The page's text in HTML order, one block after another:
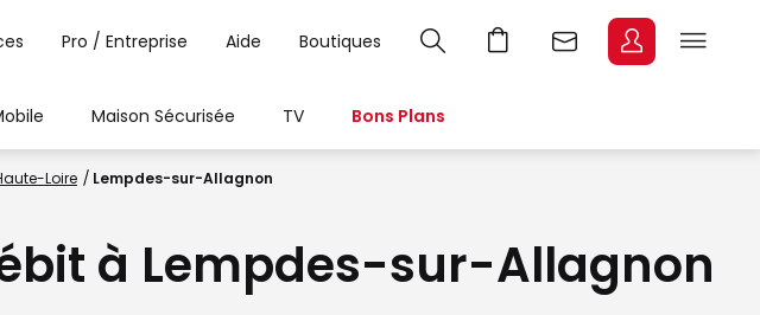
Pro / Entreprise Aide Boutiques
Maison Sécurisée TV Bons Plans
Loire Lempdes-sur-Allagnon
à Lempdes-sur-Allagnon